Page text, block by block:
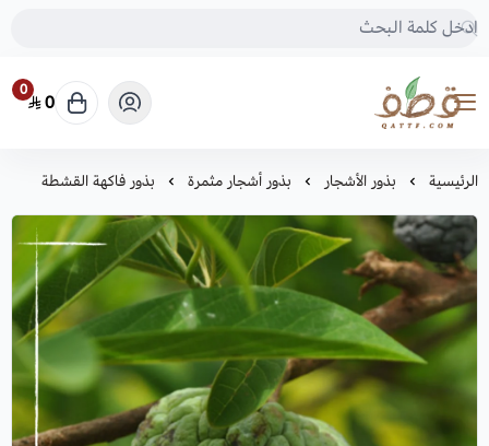
متجر قطف للبذور
0
0
الرئيسية بذور الأشجار بذور أشجار مثمرة بذور فاكهة القشطة